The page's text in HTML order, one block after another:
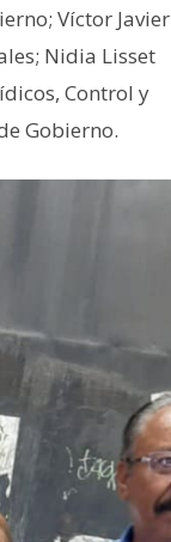
Víctor Javier
Nidia Lisset
Control y
Gobierno.